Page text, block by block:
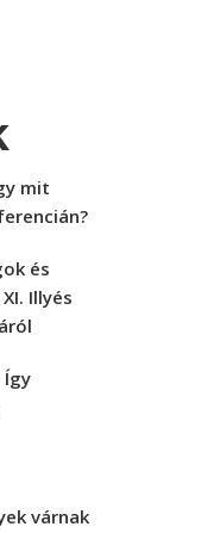
mit
és
Illyés
Így
várnak